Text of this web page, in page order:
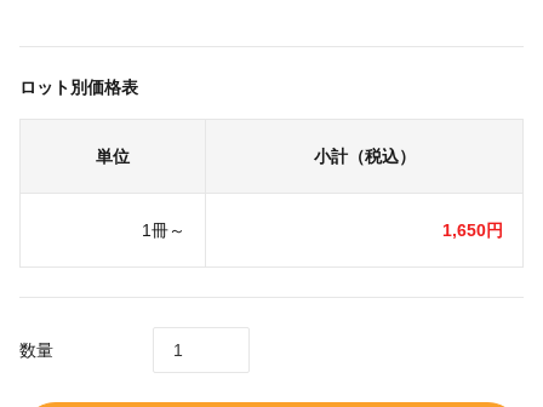
ロット別価格表
単位 小計（税込）
1冊～ 1,650円
数量